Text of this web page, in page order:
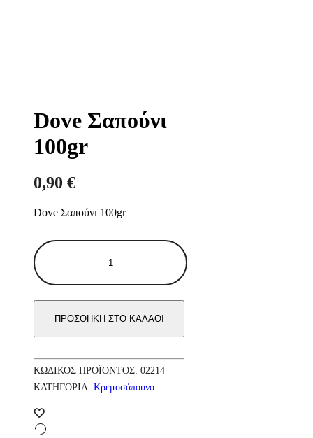
Dove Σαπούνι
100gr
0,90 €
Dove Σαπούνι 100gr
Σαπούνι
ποσότητα
ΠΡΟΣΘΉΚΗ ΣΤΟ ΚΑΛΆΘΙ
ΚΩΔΙΚΌΣ ΠΡΟΪΌΝΤΟΣ: 02214
ΚΑΤΗΓΟΡΊΑ: Κρεμοσάπουνο